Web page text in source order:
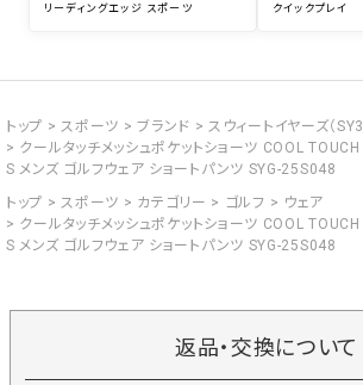
リーディングエッジ スポーツ クイックプレイ
トップ スポーツ ブランド
スウィートイヤーズ（
クールタッチメッシュポケットショーツ COOL
S メンズ ゴルフウェア ショートパンツ SYG-25S048
トップ
スポーツ カテゴリー ゴルフ
ウェア
クールタッチメッシュポケットショーツ COOL
S メンズ ゴルフウェア ショートパンツ SYG-25S048
返品・交換について